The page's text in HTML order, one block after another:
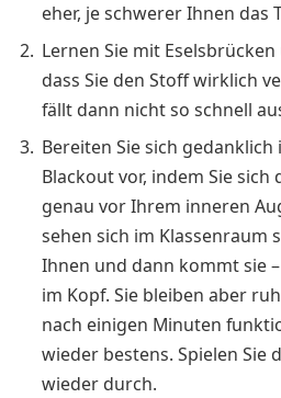
eher, je schwerer Ihnen das
Lernen Sie mit
dass Sie den Stoff wirklich
fällt dann nicht so schnell
Bereiten Sie sich
Blackout vor, indem Sie
genau vor Ihrem inneren
sehen sich im Klassenraum
Ihnen und dann kommt sie
im Kopf. Sie bleiben aber
nach einigen Minuten
wieder bestens. Spielen Sie
wieder durch.